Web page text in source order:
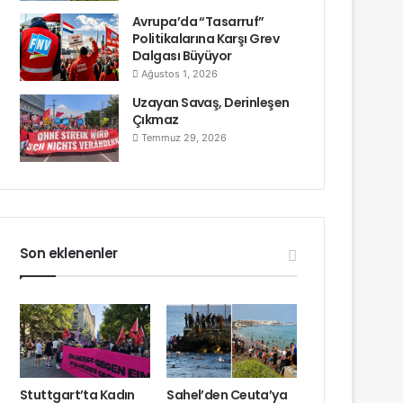
Avrupa’da “Tasarruf”
Politikalarına Karşı Grev
Dalgası Büyüyor
Ağustos 1, 2026
Uzayan Savaş, Derinleşen
Çıkmaz
Temmuz 29, 2026
Son eklenenler
Stuttgart’ta Kadın
Sahel’den Ceuta’ya